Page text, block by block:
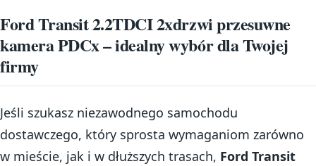
Ford Transit 2.2TDCI 2xdrzwi przesuwne
kamera PDCx – idealny wybór dla Twojej
firmy
Jeśli szukasz niezawodnego samochodu
dostawczego, który sprosta wymaganiom zarówno
w mieście, jak i w dłuższych trasach, Ford Transit